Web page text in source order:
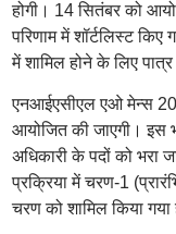
होगी। 14 सितंबर को
परिणाम में शॉर्टलिस्ट
में शामिल होने के लिए पात्र
एनआईएसीएल एओ मेन्स
आयोजित की जाएगी। इस
अधिकारी के पदों को भरा
प्रक्रिया में चरण-1
चरण को शामिल किया गया